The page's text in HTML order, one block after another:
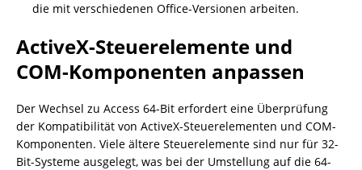
die mit verschiedenen Office-Versionen arbeiten.
ActiveX-Steuerelemente und
COM-Komponenten anpassen
Der Wechsel zu Access 64-Bit erfordert eine Überprüfung
der Kompatibilität von ActiveX-Steuerelementen und COM-
Komponenten. Viele ältere Steuerelemente sind nur für 32-
Bit-Systeme ausgelegt, was bei der Umstellung auf die 64-